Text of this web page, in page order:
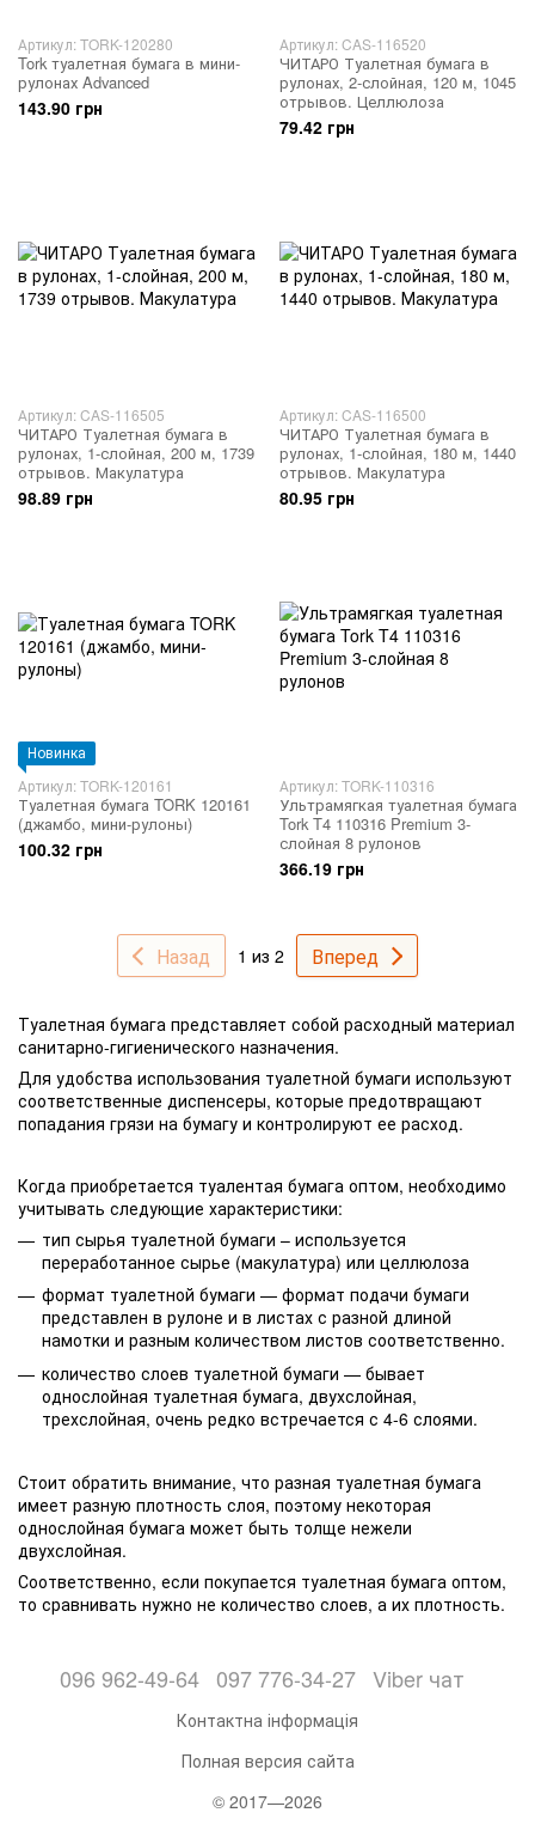
Артикул: TORK-120280
Tork туалетная бумага в мини-
рулонах Advanced
143.90 грн
Артикул: CAS-116520
ЧИТАРО Туалетная бумага в
рулонах, 2-слойная, 120 м, 1045
отрывов. Целлюлоза
79.42 грн
Артикул: CAS-116505
ЧИТАРО Туалетная бумага в
рулонах, 1-слойная, 200 м, 1739
отрывов. Макулатура
98.89 грн
Артикул: CAS-116500
ЧИТАРО Туалетная бумага в
рулонах, 1-слойная, 180 м, 1440
отрывов. Макулатура
80.95 грн
Новинка
Артикул: TORK-120161
Туалетная бумага TORK 120161
(джамбо, мини-рулоны)
100.32 грн
Артикул: TORK-110316
Ультрамягкая туалетная бумага
Tork T4 110316 Premium 3-
слойная 8 рулонов
366.19 грн
Назад 1 из 2 Вперед
Туалетная бумага представляет собой расходный материал
санитарно-гигиенического назначения.
Для удобства использования туалетной бумаги используют
соответственные диспенсеры, которые предотвращают
попадания грязи на бумагу и контролируют ее расход.
Когда приобретается туалентая бумага оптом, необходимо
учитывать следующие характеристики:
тип сырья туалетной бумаги – используется
переработанное сырье (макулатура) или целлюлоза
формат туалетной бумаги — формат подачи бумаги
представлен в рулоне и в листах с разной длиной
намотки и разным количеством листов соответственно.
количество слоев туалетной бумаги — бывает
однослойная туалетная бумага, двухслойная,
трехслойная, очень редко встречается с 4-6 слоями.
Стоит обратить внимание, что разная туалетная бумага
имеет разную плотность слоя, поэтому некоторая
однослойная бумага может быть толще нежели
двухслойная.
Соответственно, если покупается туалетная бумага оптом,
то сравнивать нужно не количество слоев, а их плотность.
096 962-49-64 097 776-34-27 Viber чат
Контактна інформація
Полная версия сайта
© 2017—2026